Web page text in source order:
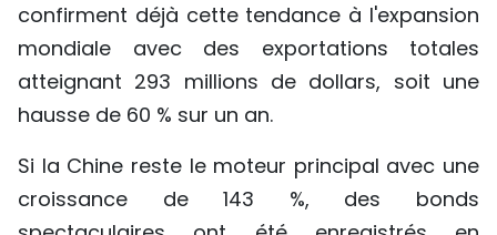
confirment déjà cette tendance à l'expansion
mondiale avec des exportations totales
atteignant 293 millions de dollars, soit une
hausse de 60 % sur un an.
Si la Chine reste le moteur principal avec une
croissance de 143 %, des bonds